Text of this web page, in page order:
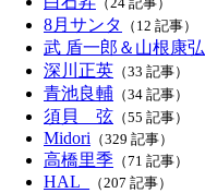
8月サンタ （12 記事）
武 盾一郎＆山根康弘
深川正英 （33 記事）
青池良輔 （34 記事）
須貝 弦 （55 記事）
Midori （329 記事）
高橋里季 （71 記事）
HAL_ （207 記事）